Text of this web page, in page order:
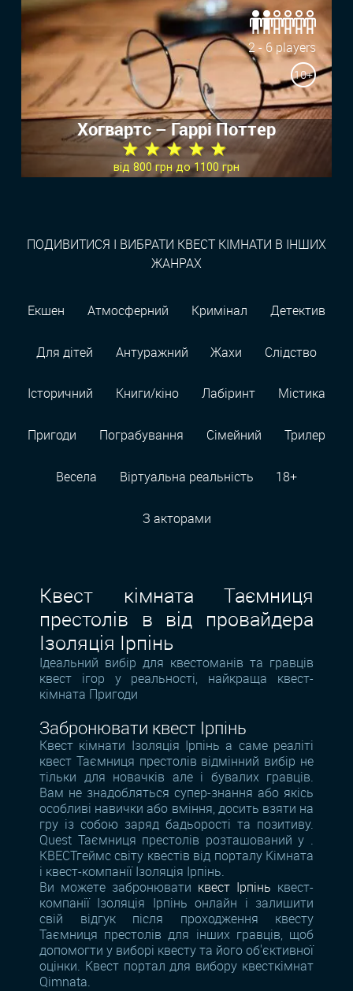
2 - 6 players
10+
Хогвартс – Гаррi Поттер
★ ★ ★ ★ ★
від 800 грн до 1100 грн
ПОДИВИТИСЯ І ВИБРАТИ КВЕСТ КІМНАТИ В ІНШИХ
ЖАНРАХ
Екшен Атмосферний Кримінал Детектив
Для дітей Антуражний Жахи Слідство
Історичний Книги/кіно Лабіринт Містика
Пригоди Пограбування Сімейний Трилер
Весела Віртуальна реальність 18+
З акторами
Квест кімната Таємниця
престолів в від провайдера
Ізоляція Ірпінь
Ідеальний вибір для квестоманів та гравців
квест ігор у реальності, найкраща квест-
кімната Пригоди
Забронювати квест Ірпінь
Квест кімнати Ізоляція Ірпінь а саме реаліті
квест Таємниця престолів відмінний вибір не
тільки для новачків але і бувалих гравців.
Вам не знадобляться супер-знання або якісь
особливі навички або вміння, досить взяти на
гру із собою заряд бадьорості та позитиву.
Quest Таємниця престолів розташований у .
КВЕСТгеймс світу квестів від порталу Кімната
і квест-компанії Ізоляція Ірпінь.
Ви можете забронювати квест Ірпінь квест-
компанії Ізоляція Ірпінь онлайн і залишити
свій відгук після проходження квесту
Таємниця престолів для інших гравців, щоб
допомогти у виборі квесту та його об'єктивної
оцінки. Квест портал для вибору квесткімнат
Qimnata.